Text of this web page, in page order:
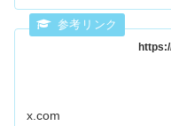
x.com